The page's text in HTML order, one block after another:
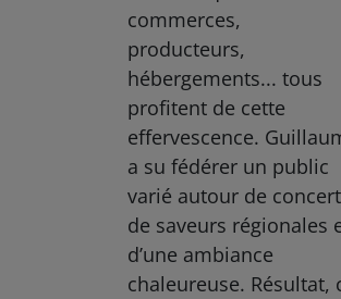
commerces,
producteurs,
hébergements... tous
profitent de cette
effervescence.
a su fédérer un public
varié autour de
de saveurs régionales
d’une ambiance
chaleureuse. Résultat,